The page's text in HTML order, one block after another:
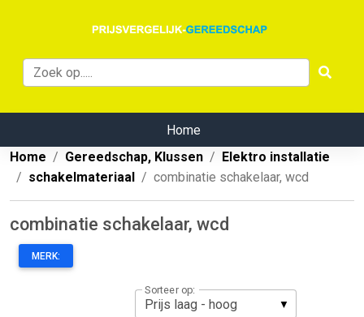
Home
Home
Gereedschap, Klussen
Elektro installatie
schakelmateriaal
combinatie schakelaar, wcd
combinatie schakelaar, wcd
MERK:
Sorteer op: